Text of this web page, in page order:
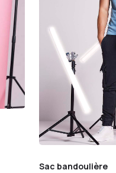
Sac bandoulière